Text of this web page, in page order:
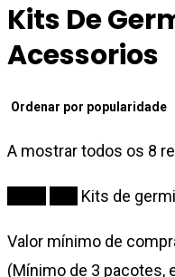
Kits De
Acessorios
A mostrar todos os 8
Kits de
Valor mínimo de
(Mínimo de 3 pacotes,